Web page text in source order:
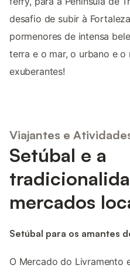
desafio de subir à
pormenores de intensa
terra e o mar, o urbano e o
exuberantes!
Viajantes e
Setúbal e a
mercados
Setúbal para os amantes
O Mercado do Livramento